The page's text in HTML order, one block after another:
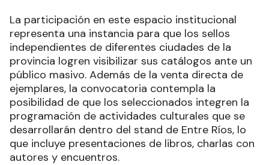
La participación en este espacio institucional
representa una instancia para que los sellos
independientes de diferentes ciudades de la
provincia logren visibilizar sus catálogos ante un
público masivo. Además de la venta directa de
ejemplares, la convocatoria contempla la
posibilidad de que los seleccionados integren la
programación de actividades culturales que se
desarrollarán dentro del stand de Entre Ríos, lo
que incluye presentaciones de libros, charlas con
autores y encuentros.